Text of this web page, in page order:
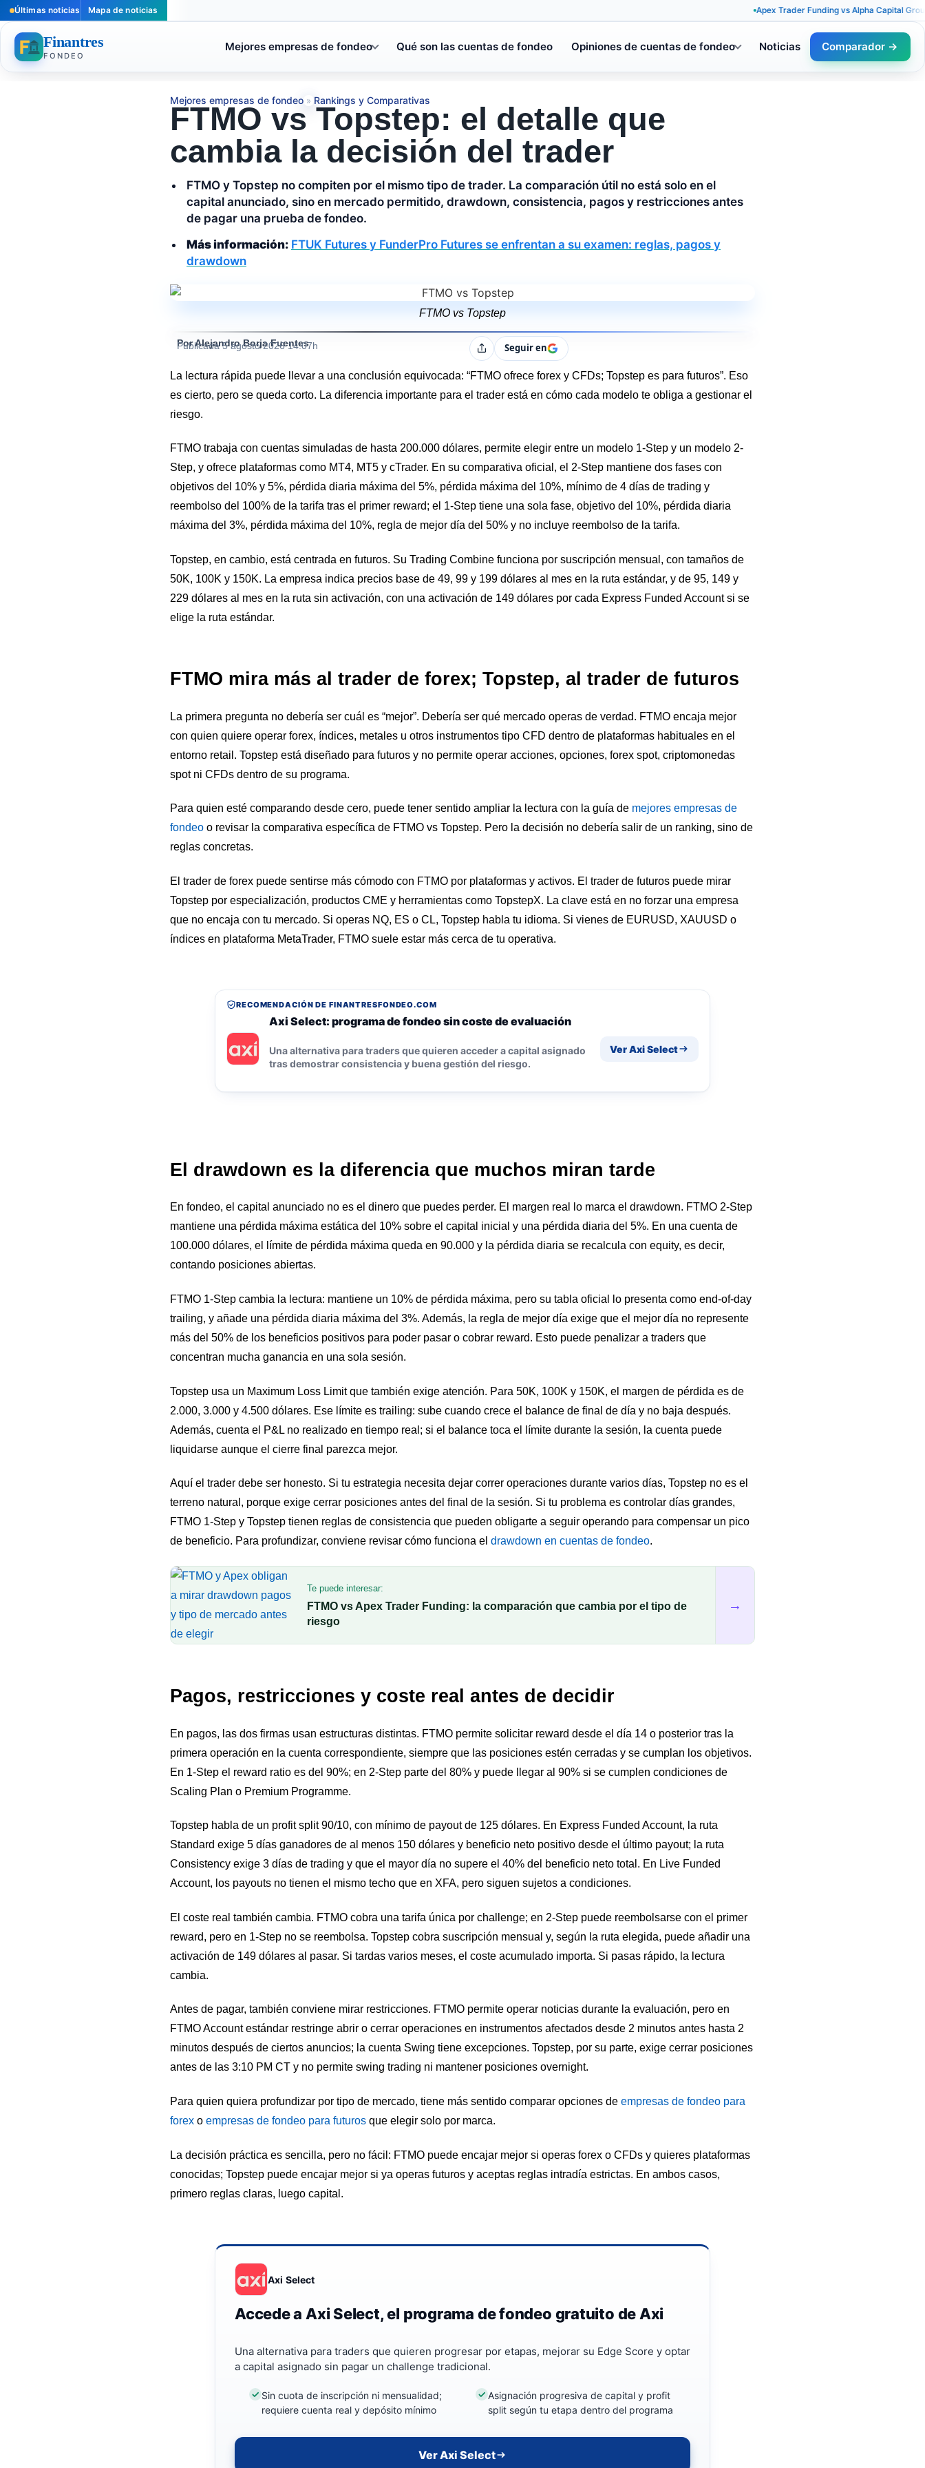
Últimas noticias Mapa de noticias Apex Trader Funding vs Alpha Capital Group:
Finantres
FONDEO
Mejores empresas de fondeo Qué son las cuentas de fondeo Opiniones de cuentas de fondeo Noticias Comparador →
Mejores empresas de fondeo » Rankings y Comparativas
FTMO vs Topstep: el detalle que
cambia la decisión del trader
FTMO y Topstep no compiten por el mismo tipo de trader. La comparación útil no está solo en el
capital anunciado, sino en mercado permitido, drawdown, consistencia, pagos y restricciones antes
de pagar una prueba de fondeo.
Más información: FTUK Futures y FunderPro Futures se enfrentan a su examen: reglas, pagos y
drawdown
FTMO vs Topstep
Por Alejandro Borja Fuentes
Publicada 5 agosto 2026 14:07h CompartirSeguir en
La lectura rápida puede llevar a una conclusión equivocada: “FTMO ofrece forex y CFDs; Topstep es para futuros”. Eso
es cierto, pero se queda corto. La diferencia importante para el trader está en cómo cada modelo te obliga a gestionar el
riesgo.
FTMO trabaja con cuentas simuladas de hasta 200.000 dólares, permite elegir entre un modelo 1-Step y un modelo 2-
Step, y ofrece plataformas como MT4, MT5 y cTrader. En su comparativa oficial, el 2-Step mantiene dos fases con
objetivos del 10% y 5%, pérdida diaria máxima del 5%, pérdida máxima del 10%, mínimo de 4 días de trading y
reembolso del 100% de la tarifa tras el primer reward; el 1-Step tiene una sola fase, objetivo del 10%, pérdida diaria
máxima del 3%, pérdida máxima del 10%, regla de mejor día del 50% y no incluye reembolso de la tarifa.
Topstep, en cambio, está centrada en futuros. Su Trading Combine funciona por suscripción mensual, con tamaños de
50K, 100K y 150K. La empresa indica precios base de 49, 99 y 199 dólares al mes en la ruta estándar, y de 95, 149 y
229 dólares al mes en la ruta sin activación, con una activación de 149 dólares por cada Express Funded Account si se
elige la ruta estándar.
FTMO mira más al trader de forex; Topstep, al trader de futuros
La primera pregunta no debería ser cuál es “mejor”. Debería ser qué mercado operas de verdad. FTMO encaja mejor
con quien quiere operar forex, índices, metales u otros instrumentos tipo CFD dentro de plataformas habituales en el
entorno retail. Topstep está diseñado para futuros y no permite operar acciones, opciones, forex spot, criptomonedas
spot ni CFDs dentro de su programa.
Para quien esté comparando desde cero, puede tener sentido ampliar la lectura con la guía de mejores empresas de
fondeo o revisar la comparativa específica de FTMO vs Topstep. Pero la decisión no debería salir de un ranking, sino de
reglas concretas.
El trader de forex puede sentirse más cómodo con FTMO por plataformas y activos. El trader de futuros puede mirar
Topstep por especialización, productos CME y herramientas como TopstepX. La clave está en no forzar una empresa
que no encaja con tu mercado. Si operas NQ, ES o CL, Topstep habla tu idioma. Si vienes de EURUSD, XAUUSD o
índices en plataforma MetaTrader, FTMO suele estar más cerca de tu operativa.
RECOMENDACIÓN DE FINANTRESFONDEO.COM
Axi Select: programa de fondeo sin coste de evaluación
Una alternativa para traders que quieren acceder a capital asignado
tras demostrar consistencia y buena gestión del riesgo.
Ver Axi Select
El drawdown es la diferencia que muchos miran tarde
En fondeo, el capital anunciado no es el dinero que puedes perder. El margen real lo marca el drawdown. FTMO 2-Step
mantiene una pérdida máxima estática del 10% sobre el capital inicial y una pérdida diaria del 5%. En una cuenta de
100.000 dólares, el límite de pérdida máxima queda en 90.000 y la pérdida diaria se recalcula con equity, es decir,
contando posiciones abiertas.
FTMO 1-Step cambia la lectura: mantiene un 10% de pérdida máxima, pero su tabla oficial lo presenta como end-of-day
trailing, y añade una pérdida diaria máxima del 3%. Además, la regla de mejor día exige que el mejor día no represente
más del 50% de los beneficios positivos para poder pasar o cobrar reward. Esto puede penalizar a traders que
concentran mucha ganancia en una sola sesión.
Topstep usa un Maximum Loss Limit que también exige atención. Para 50K, 100K y 150K, el margen de pérdida es de
2.000, 3.000 y 4.500 dólares. Ese límite es trailing: sube cuando crece el balance de final de día y no baja después.
Además, cuenta el P&L no realizado en tiempo real; si el balance toca el límite durante la sesión, la cuenta puede
liquidarse aunque el cierre final parezca mejor.
Aquí el trader debe ser honesto. Si tu estrategia necesita dejar correr operaciones durante varios días, Topstep no es el
terreno natural, porque exige cerrar posiciones antes del final de la sesión. Si tu problema es controlar días grandes,
FTMO 1-Step y Topstep tienen reglas de consistencia que pueden obligarte a seguir operando para compensar un pico
de beneficio. Para profundizar, conviene revisar cómo funciona el drawdown en cuentas de fondeo.
Te puede interesar:
FTMO vs Apex Trader Funding: la comparación que cambia por el tipo de
riesgo
→
Pagos, restricciones y coste real antes de decidir
En pagos, las dos firmas usan estructuras distintas. FTMO permite solicitar reward desde el día 14 o posterior tras la
primera operación en la cuenta correspondiente, siempre que las posiciones estén cerradas y se cumplan los objetivos.
En 1-Step el reward ratio es del 90%; en 2-Step parte del 80% y puede llegar al 90% si se cumplen condiciones de
Scaling Plan o Premium Programme.
Topstep habla de un profit split 90/10, con mínimo de payout de 125 dólares. En Express Funded Account, la ruta
Standard exige 5 días ganadores de al menos 150 dólares y beneficio neto positivo desde el último payout; la ruta
Consistency exige 3 días de trading y que el mayor día no supere el 40% del beneficio neto total. En Live Funded
Account, los payouts no tienen el mismo techo que en XFA, pero siguen sujetos a condiciones.
El coste real también cambia. FTMO cobra una tarifa única por challenge; en 2-Step puede reembolsarse con el primer
reward, pero en 1-Step no se reembolsa. Topstep cobra suscripción mensual y, según la ruta elegida, puede añadir una
activación de 149 dólares al pasar. Si tardas varios meses, el coste acumulado importa. Si pasas rápido, la lectura
cambia.
Antes de pagar, también conviene mirar restricciones. FTMO permite operar noticias durante la evaluación, pero en
FTMO Account estándar restringe abrir o cerrar operaciones en instrumentos afectados desde 2 minutos antes hasta 2
minutos después de ciertos anuncios; la cuenta Swing tiene excepciones. Topstep, por su parte, exige cerrar posiciones
antes de las 3:10 PM CT y no permite swing trading ni mantener posiciones overnight.
Para quien quiera profundizar por tipo de mercado, tiene más sentido comparar opciones de empresas de fondeo para
forex o empresas de fondeo para futuros que elegir solo por marca.
La decisión práctica es sencilla, pero no fácil: FTMO puede encajar mejor si operas forex o CFDs y quieres plataformas
conocidas; Topstep puede encajar mejor si ya operas futuros y aceptas reglas intradía estrictas. En ambos casos,
primero reglas claras, luego capital.
Axi Select
Accede a Axi Select, el programa de fondeo gratuito de Axi
Una alternativa para traders que quieren progresar por etapas, mejorar su Edge Score y optar
a capital asignado sin pagar un challenge tradicional.
Sin cuota de inscripción ni mensualidad;
requiere cuenta real y depósito mínimo
Asignación progresiva de capital y profit
split según tu etapa dentro del programa
Ver Axi Select